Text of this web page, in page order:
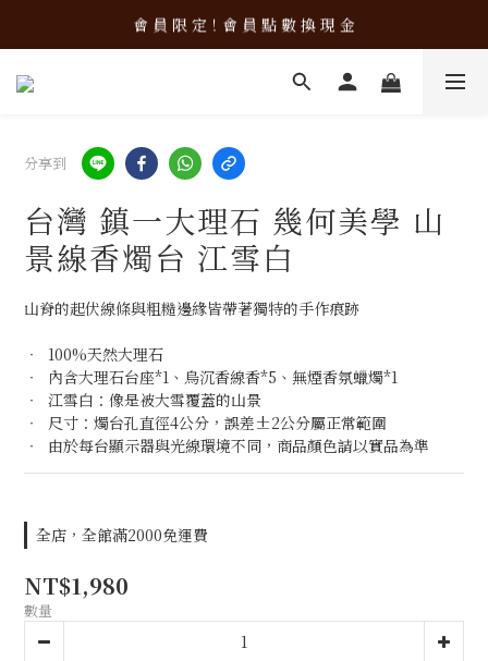
新 品 上 架！超 質 感 韓 系 餐 具 組 合 優 惠 中 ❤️
會 員 限 定！會 員 點 數 換 現 金
新 品 上 架！超 質 感 韓 系 餐 具 組 合 優 惠 中 ❤️
分享到
台灣 鎮一大理石 幾何美學 山
景線香燭台 江雪白
山脊的起伏線條與粗糙邊緣皆帶著獨特的手作痕跡
‧  100%天然大理石
‧  內含大理石台座*1、烏沉香線香*5、無煙香氛蠟燭*1
‧  江雪白：像是被大雪覆蓋的山景
‧  尺寸：燭台孔直徑4公分，誤差±2公分屬正常範圍
‧  由於每台顯示器與光線環境不同，商品顏色請以實品為準
全店，全館滿2000免運費
NT$1,980
數量